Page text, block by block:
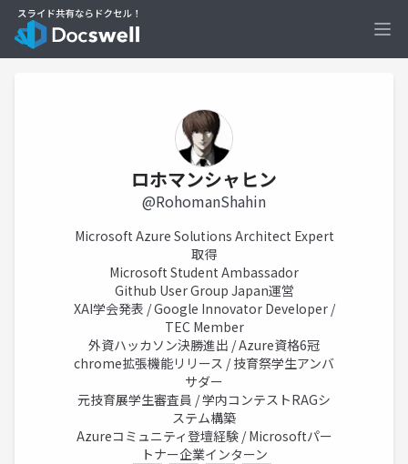
ロホマンシャヒン
@RohomanShahin
Microsoft Azure Solutions Architect Expert
取得
Microsoft Student Ambassador
Github User Group Japan運営
XAI学会発表 / Google Innovator Developer /
TEC Member
外資ハッカソン決勝進出 / Azure資格6冠
chrome拡張機能リリース / 技育祭学生アンバ
サダー
元技育展学生審査員 / 学内コンテストRAGシ
ステム構築
Azureコミュニティ登壇経験 / Microsoftパー
トナー企業インターン